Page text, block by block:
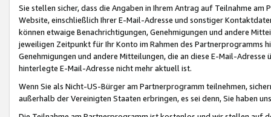
Sie stellen sicher, dass die Angaben in Ihrem Antrag auf Teilnahme
Website, einschließlich Ihrer E-Mail-Adresse und sonstiger
können etwaige Benachrichtigungen, Genehmigungen und andere
jeweiligen Zeitpunkt für Ihr Konto im Rahmen des Partnerprogramms
Genehmigungen und andere Mitteilungen, die an diese E-Mail-
hinterlegte E-Mail-Adresse nicht mehr aktuell ist.
Wenn Sie als Nicht-US-Bürger am Partnerprogramm teilnehmen,
außerhalb der Vereinigten Staaten erbringen, es sei denn, Sie haben